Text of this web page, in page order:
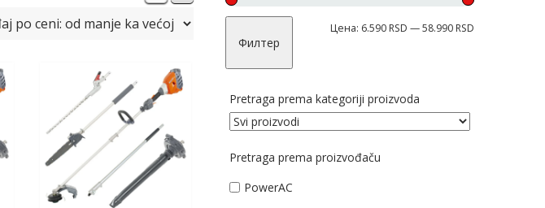
Филтер
Цена: 6.590 RSD —58.990 RSD
Pretraga prema kategoriji proizvoda
Pretraga prema proizvođaču
PowerAC